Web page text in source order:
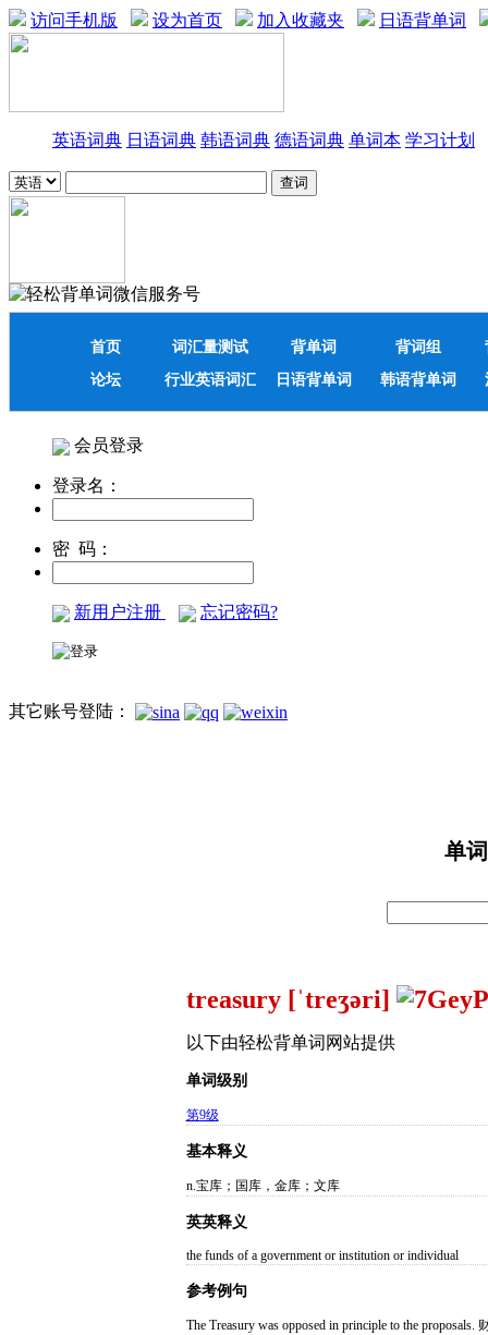
访问手机版 设为首页 加入收藏夹 日语背单词
英语词典 日语词典 韩语词典 德语词典 单词本 学习计划
首页 词汇量测试 背单词 背词组
论坛
行业英语词汇 日语背单词 韩语背单词
会员登录
登录名：
密 码：
新用户注册 忘记密码?
其它账号登陆：
单
treasury [ˈtreʒəri]
以下由轻松背单词网站提供
单词级别
第9级
基本释义
n.宝库；国库，金库；文库
英英释义
the funds of a government or institution or individual
参考例句
The Treasury was opposed in principle to the